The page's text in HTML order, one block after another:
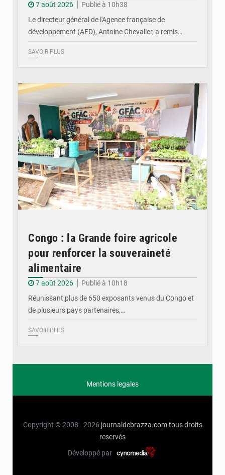
7 août 2026
Publié à 10h38
Le directeur général de l'Agence française de
développement (AFD), Antoine Chevalier, a remis…
SAVOIR PLUS
Congo : la Grande foire agricole
pour renforcer la souveraineté
alimentaire
7 août 2026
Publié à 10h18
Réunissant plus de 650 exposants venus du Congo et
de plusieurs pays partenaires,…
SAVOIR PLUS
Mentions legales
Copyright © 2008 - 2026 journaldebrazza.com tous droits
reservés
Développé par